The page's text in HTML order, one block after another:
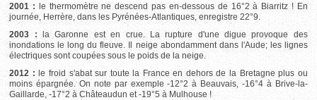
2001 : le thermomètre ne descend pas en-dessous de 16°2 à Biarritz ! En
journée, Herrère, dans les Pyrénées-Atlantiques, enregistre 22°9.
2003 : la Garonne est en crue. La rupture d'une digue provoque des
inondations le long du fleuve. Il neige abondamment dans l'Aude; les lignes
électriques sont coupées sous le poids de la neige.
2012 : le froid s'abat sur toute la France en dehors de la Bretagne plus ou
moins épargnée. On note par exemple -12°2 à Beauvais, -16°4 à Brive-la-
Gaillarde, -17°2 à Châteaudun et -19°5 à Mulhouse !